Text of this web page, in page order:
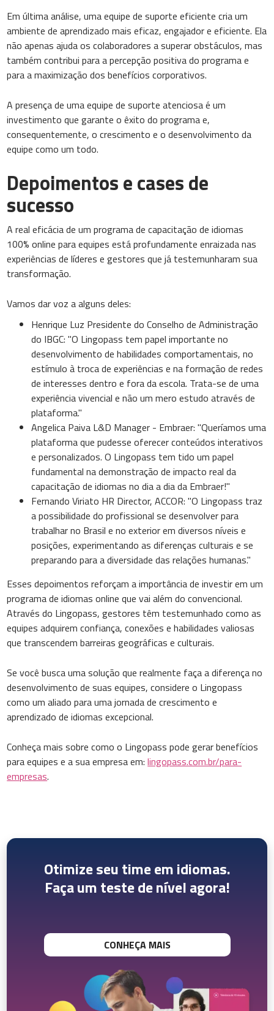
Em última análise, uma equipe de suporte eficiente cria um
ambiente de aprendizado mais eficaz, engajador e eficiente. Ela
não apenas ajuda os colaboradores a superar obstáculos, mas
também contribui para a percepção positiva do programa e
para a maximização dos benefícios corporativos.
A presença de uma equipe de suporte atenciosa é um
investimento que garante o êxito do programa e,
consequentemente, o crescimento e o desenvolvimento da
equipe como um todo.
Depoimentos e cases de
sucesso
A real eficácia de um programa de capacitação de idiomas
100% online para equipes está profundamente enraizada nas
experiências de líderes e gestores que já testemunharam sua
transformação.
Vamos dar voz a alguns deles:
Henrique Luz Presidente do Conselho de Administração
do IBGC: "O Lingopass tem papel importante no
desenvolvimento de habilidades comportamentais, no
estímulo à troca de experiências e na formação de redes
de interesses dentro e fora da escola. Trata-se de uma
experiência vivencial e não um mero estudo através de
plataforma."
Angelica Paiva L&D Manager - Embraer: "Queríamos uma
plataforma que pudesse oferecer conteúdos interativos
e personalizados. O Lingopass tem tido um papel
fundamental na demonstração de impacto real da
capacitação de idiomas no dia a dia da Embraer!"
Fernando Viriato HR Director, ACCOR: "O Lingopass traz
a possibilidade do profissional se desenvolver para
trabalhar no Brasil e no exterior em diversos níveis e
posições, experimentando as diferenças culturais e se
preparando para a diversidade das relações humanas."
Esses depoimentos reforçam a importância de investir em um
programa de idiomas online que vai além do convencional.
Através do Lingopass, gestores têm testemunhado como as
equipes adquirem confiança, conexões e habilidades valiosas
que transcendem barreiras geográficas e culturais.
Se você busca uma solução que realmente faça a diferença no
desenvolvimento de suas equipes, considere o Lingopass
como um aliado para uma jornada de crescimento e
aprendizado de idiomas excepcional.
Conheça mais sobre como o Lingopass pode gerar benefícios
para equipes e a sua empresa em:lingopass.com.br/para-
empresas.
Otimize seu time em idiomas.
Faça um teste de nível agora!
CONHEÇA MAIS